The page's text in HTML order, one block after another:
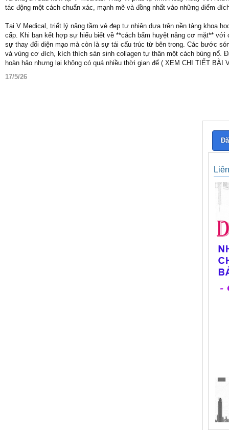
tác động một cách chuẩn xác, mạnh mẽ và đồng nhất vào những điểm
Tại V Medical, triết lý nâng tầm vẻ đẹp tự nhiên dựa trên nền tảng khoa
cấp. Khi bạn kết hợp sự hiểu biết về **cách bấm huyệt nâng cơ mặt**
sự thay đổi diện mạo mà còn là sự tái cấu trúc từ bên trong. Các bước
và vùng cơ đích, kích thích sản sinh collagen tự thân một cách bùng nổ.
hoàn hảo nhưng lại không có quá nhiều thời gian để ( XEM CHI TIẾT BÀI
17/5/26